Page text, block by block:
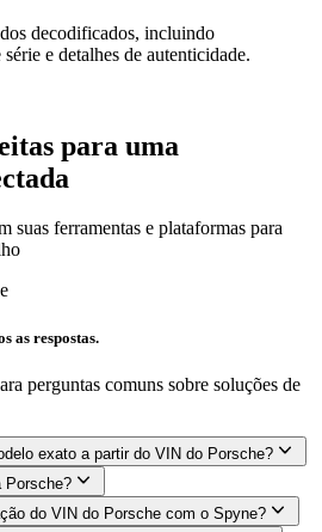
decodificados, incluindo
e detalhes de autenticidade.
para uma
suas ferramentas e plataformas para
as respostas.
perguntas comuns sobre soluções de
exato a partir do VIN do Porsche?
Porsche?
do VIN do Porsche com o Spyne?